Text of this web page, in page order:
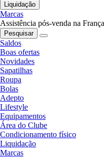
Liquidação
Marcas
Assistência pós-venda na França
Pesquisar
Saldos
Boas ofertas
Novidades
Sapatilhas
Roupa
Bolas
Adepto
Lifestyle
Equipamentos
Área do Clube
Condicionamento físico
Liquidação
Marcas